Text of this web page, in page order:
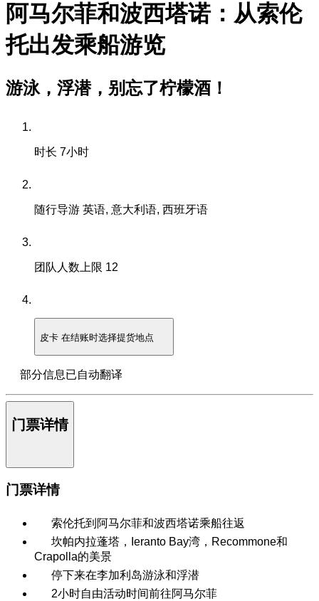
阿马尔菲和波西塔诺：从索伦
托出发乘船游览
游泳，浮潜，别忘了柠檬酒！
时长 7小时
随行导游 英语, 意大利语, 西班牙语
团队人数上限 12
皮卡 在结账时选择提货地点
部分信息已自动翻译
门票详情
门票详情
索伦托到阿马尔菲和波西塔诺乘船往返
坎帕内拉蓬塔，Ieranto Bay湾，Recommone和
Crapolla的美景
停下来在李加利岛游泳和浮潜
2小时自由活动时间前往阿马尔菲